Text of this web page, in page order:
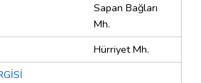
Sapan Bağları
Mh.
Hürriyet Mh.